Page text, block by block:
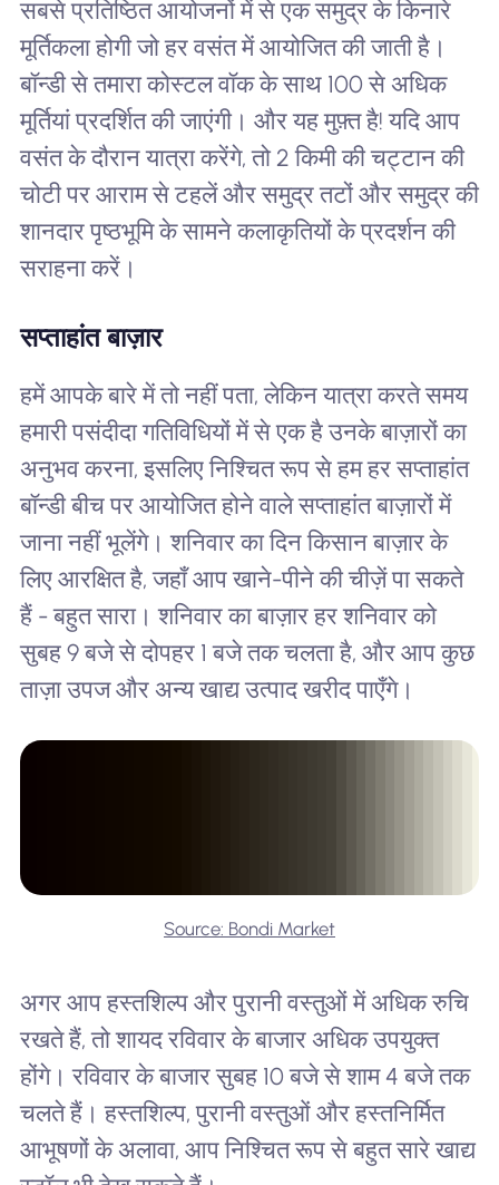
सबसे प्रतिष्ठित आयोजनों में से एक समुद्र के किनारे
मूर्तिकला होगी जो हर वसंत में आयोजित की जाती है।
बॉन्डी से तमारा कोस्टल वॉक के साथ 100 से अधिक
मूर्तियां प्रदर्शित की जाएंगी। और यह मुफ़्त है! यदि आप
वसंत के दौरान यात्रा करेंगे, तो 2 किमी की चट्टान की
चोटी पर आराम से टहलें और समुद्र तटों और समुद्र की
शानदार पृष्ठभूमि के सामने कलाकृतियों के प्रदर्शन की
सराहना करें।
सप्ताहांत बाज़ार
हमें आपके बारे में तो नहीं पता, लेकिन यात्रा करते समय
हमारी पसंदीदा गतिविधियों में से एक है उनके बाज़ारों का
अनुभव करना, इसलिए निश्चित रूप से हम हर सप्ताहांत
बॉन्डी बीच पर आयोजित होने वाले सप्ताहांत बाज़ारों में
जाना नहीं भूलेंगे। शनिवार का दिन किसान बाज़ार के
लिए आरक्षित है, जहाँ आप खाने-पीने की चीज़ें पा सकते
हैं - बहुत सारा। शनिवार का बाज़ार हर शनिवार को
सुबह 9 बजे से दोपहर 1 बजे तक चलता है, और आप कुछ
ताज़ा उपज और अन्य खाद्य उत्पाद खरीद पाएँगे।
Source: Bondi Market
अगर आप हस्तशिल्प और पुरानी वस्तुओं में अधिक रुचि
रखते हैं, तो शायद रविवार के बाजार अधिक उपयुक्त
होंगे। रविवार के बाजार सुबह 10 बजे से शाम 4 बजे तक
चलते हैं। हस्तशिल्प, पुरानी वस्तुओं और हस्तनिर्मित
आभूषणों के अलावा, आप निश्चित रूप से बहुत सारे खाद्य